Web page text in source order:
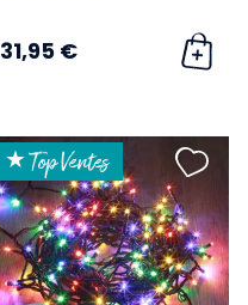
31,95 €
★ Top Ventes